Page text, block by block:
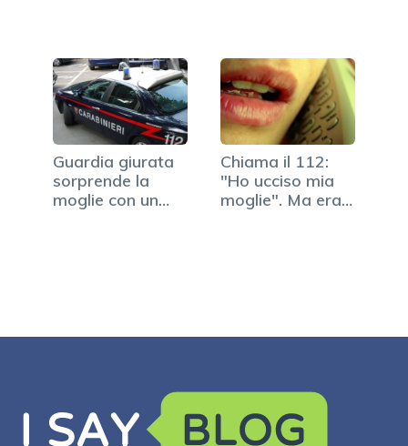
Guardia giurata
sorprende la
moglie con un
Chiama il 112:
"Ho ucciso mia
moglie". Ma era